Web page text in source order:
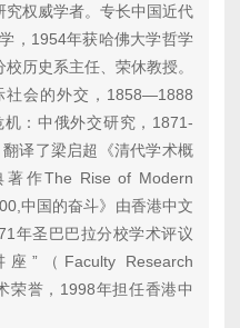
权威学者。专长中国近代
，1954年获哈佛大学哲学
历史系主任、荣休教授。
社会的外交，1858—1888
：中俄外交研究，1871-
译了梁启超《清代学术概
作The Rise of Modern
中国的奋斗》由香港中文
年圣巴巴拉分校学术评议
”（Faculty Research
荣誉，1998年担任香港中